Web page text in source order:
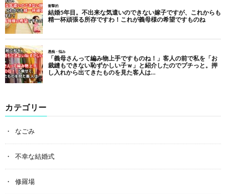
カテゴリー
なごみ
不幸な結婚式
修羅場